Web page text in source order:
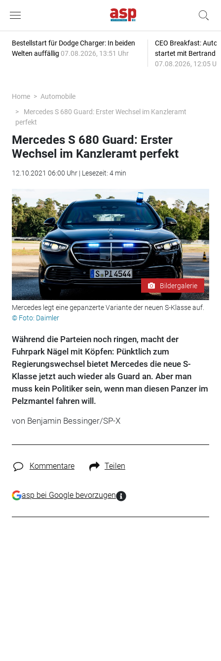
Bestellstart für Dodge Charger: In beiden
Welten auffällig 07.08.2026, 13:51 Uhr
CEO Breakfast:
startet mit Bertrand
07.08.2026, 12:05
Home
Automobile
Mercedes S 680 Guard: Erster Wechsel im Kanzleramt
perfekt
Mercedes S 680 Guard: Erster
Wechsel im Kanzleramt perfekt
12.10.2021 06:00 Uhr | Lesezeit: 4 min
Bildergalerie
Mercedes legt eine gepanzerte Variante der neuen S-Klasse auf.
© Foto: Daimler
Während die Parteien noch ringen, macht der
Fuhrpark Nägel mit Köpfen: Pünktlich zum
Regierungswechsel bietet Mercedes die neue S-
Klasse jetzt auch wieder als Guard an. Aber man
muss kein Politiker sein, wenn man diesen Panzer im
Pelzmantel fahren will.
von Benjamin Bessinger/SP-X
Kommentare Teilen
asp bei Google bevorzugen